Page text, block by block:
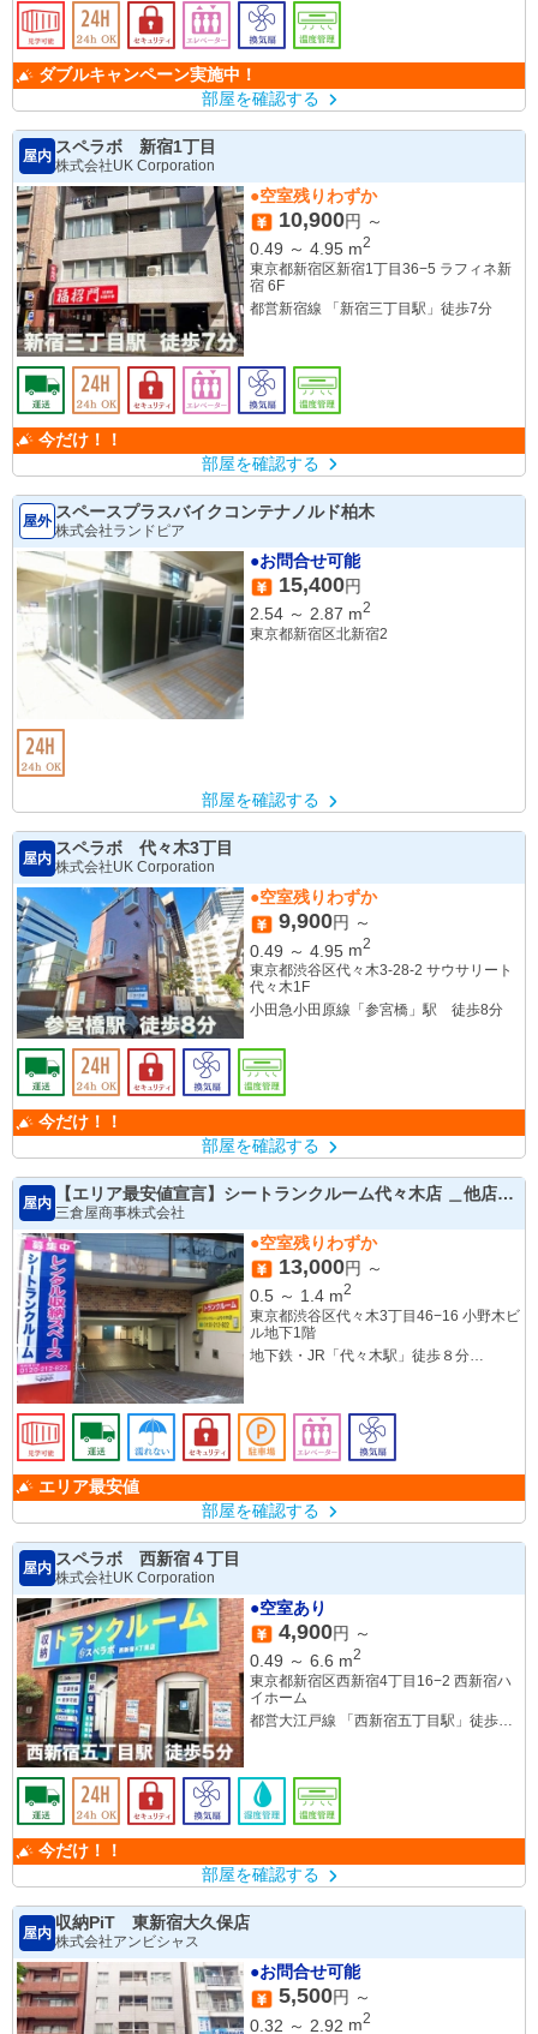
ダブルキャンペーン実施中！
部屋を確認する
屋内
スペラボ 新宿1丁目
株式会社UK Corporation
●空室残りわずか
10,900円 ～
0.49 ～ 4.95 m2
東京都新宿区新宿1丁目36−5 ラフィネ新
宿 6F
都営新宿線 「新宿三丁目駅」徒歩7分
今だけ！！
部屋を確認する
屋外 スペースプラスバイクコンテナノルド柏木
株式会社ランドピア
●お問合せ可能
15,400円
2.54 ～ 2.87 m2
東京都新宿区北新宿2
部屋を確認する
屋内
スペラボ 代々木3丁目
株式会社UK Corporation
●空室残りわずか
9,900円 ～
0.49 ～ 4.95 m2
東京都渋谷区代々木3-28-2 サウサリート
代々木1F
小田急小田原線「参宮橋」駅 徒歩8分
今だけ！！
部屋を確認する
屋内
【エリア最安値宣言】シートランクルーム代々木店 ＿他店よ
り高ければ安くします！！
三倉屋商事株式会社
●空室残りわずか
13,000円 ～
0.5 ～ 1.4 m2
東京都渋谷区代々木3丁目46−16 小野木ビ
ル地下1階
地下鉄・JR「代々木駅」徒歩８分
エリア最安値
部屋を確認する
屋内
スペラボ 西新宿４丁目
株式会社UK Corporation
●空室あり
4,900円 ～
0.49 ～ 6.6 m2
東京都新宿区西新宿4丁目16−2 西新宿ハ
イホーム
都営大江戸線 「西新宿五丁目駅」徒歩５
今だけ！！
部屋を確認する
屋内
収納PiT 東新宿大久保店
株式会社アンビシャス
●お問合せ可能
5,500円 ～
0.32 ～ 2.92 m2